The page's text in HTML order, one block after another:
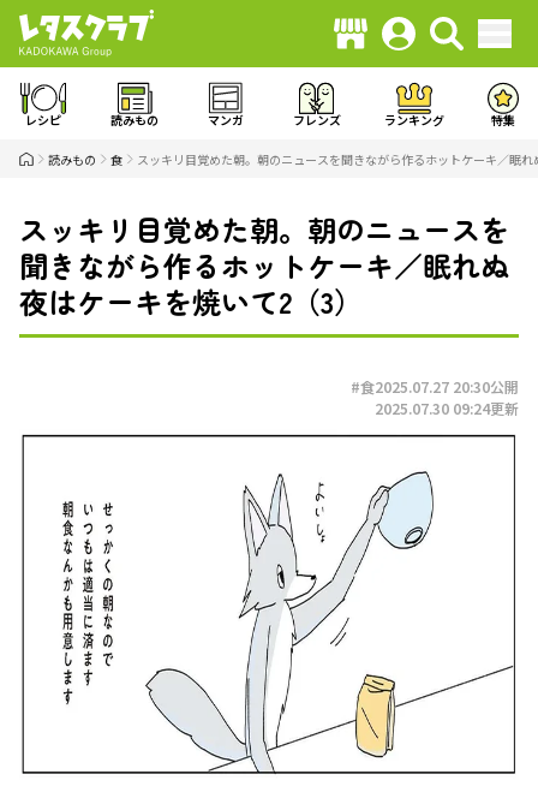
レシピ 読みもの マンガ フレンズ ランキング 特集
読みもの 食 スッキリ目覚めた朝。朝のニュースを聞きながら作るホットケーキ／眠
スッキリ目覚めた朝。朝のニュースを
聞きながら作るホットケーキ／眠れぬ
夜はケーキを焼いて2（3）
#食2025.07.27 20:30公開
2025.07.30 09:24更新